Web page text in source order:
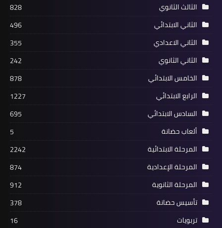
الثالث الثانوي
828
الثاني الابتدائي
496
الثاني الاعدادي
355
الثاني الثانوي
242
الخامس الابتدائي
878
الرابع الابتدائي
1227
السادس الابتدائي
695
ألعاب حضانة
5
المرحلة الابتدائية
2242
المرحلة الإعدادية
874
المرحلة الثانوية
912
تأسيس حضانة
378
تربويات
16